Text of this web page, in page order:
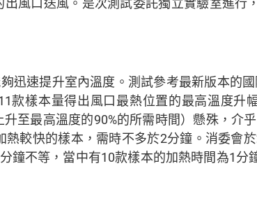
迅速提升室內溫度。測試參考最新版本的
款樣本量得出風口最熱位置的最高溫度升
至最高溫度的90%的所需時間）懸殊，介
較快的樣本，需時不多於2分鐘。消委會
鐘不等，當中有10款樣本的加熱時間為1分